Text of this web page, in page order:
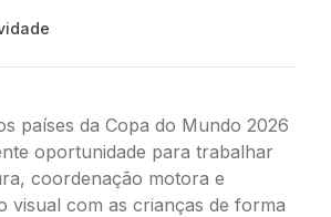
países da Copa do Mundo 2026
oportunidade para trabalhar
coordenação motora e
visual com as crianças de forma